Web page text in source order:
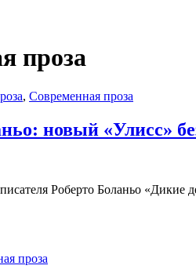
проза
, Современная проза
новый «Улисс»
Роберто Боланьо
проза